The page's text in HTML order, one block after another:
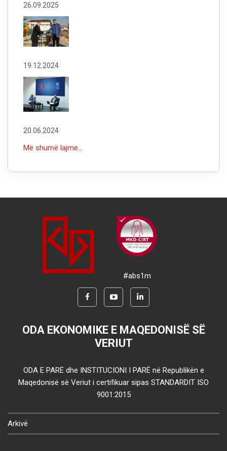
26.09.2025
19.12.2024
20.06.2024
Më shumë lajme...
#abs1m
ODA EKONOMIKE E MAQEDONISË SË
VERIUT
ODA E PARË dhe INSTITUCIONI I PARË në Republikën e
Maqedonisë së Veriut i certifikuar sipas STANDARDIT ISO
9001:2015
Arkivë